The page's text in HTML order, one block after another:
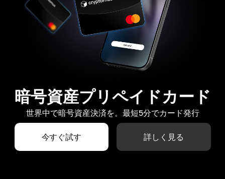
暗号資産プリペイドカード
世界中で暗号資産決済を。最短5分でカード発行
今すぐ試す 詳しく見る